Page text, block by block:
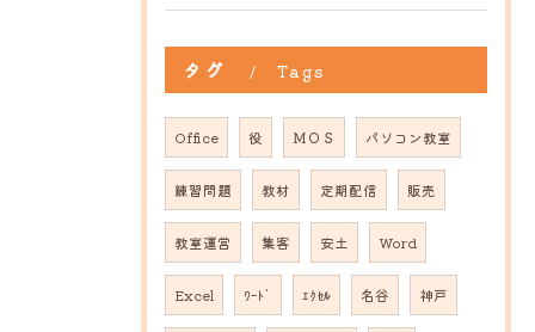
タグ Tags
Office 役 ＭＯＳ パソコン教室
練習問題 教材 定期配信 販売
教室運営 集客 安土 Word
Excel ﾜｰﾄﾞ ｴｸｾﾙ 名谷 神戸